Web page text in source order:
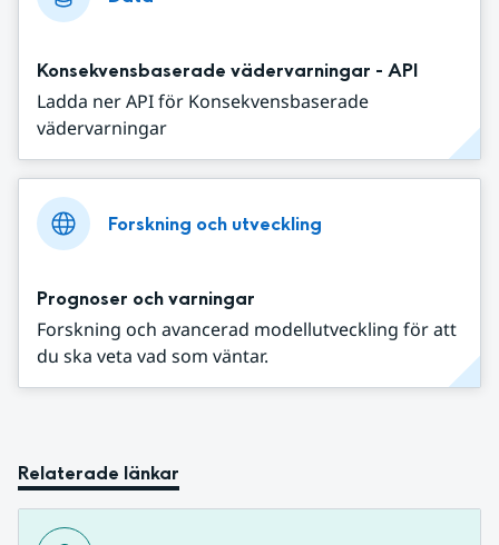
Konsekvensbaserade vädervarningar - API
Ladda ner API för Konsekvensbaserade
vädervarningar
Forskning och utveckling
Prognoser och varningar
Forskning och avancerad modellutveckling för att
du ska veta vad som väntar.
Relaterade länkar